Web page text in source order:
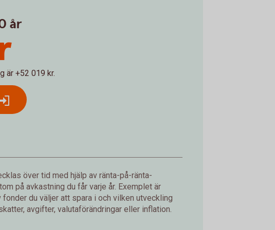
år
är +52 019 kr.
över tid med hjälp av ränta-på-ränta-
på avkastning du får varje år. Exemplet är
du väljer att spara i och vilken utveckling
avgifter, valutaförändringar eller inflation.